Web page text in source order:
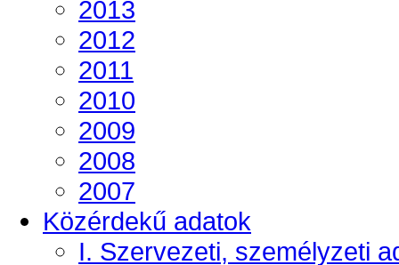
2013
2012
2011
2010
2009
2008
2007
Közérdekű adatok
I. Szervezeti, személyzeti